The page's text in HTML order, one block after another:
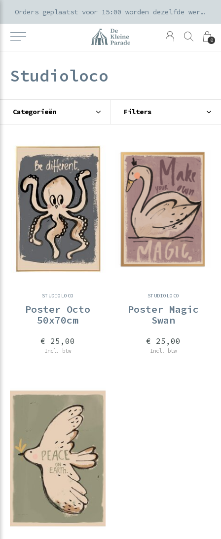
0
Orders geplaatst voor 15:00 worden dezelfde werkdag verzonden
Studioloco
Categorieën Filters
STUDIOLOCO
Poster Octo
50x70cm
€ 25,00
Incl. btw
STUDIOLOCO
Poster Magic
Swan
€ 25,00
Incl. btw